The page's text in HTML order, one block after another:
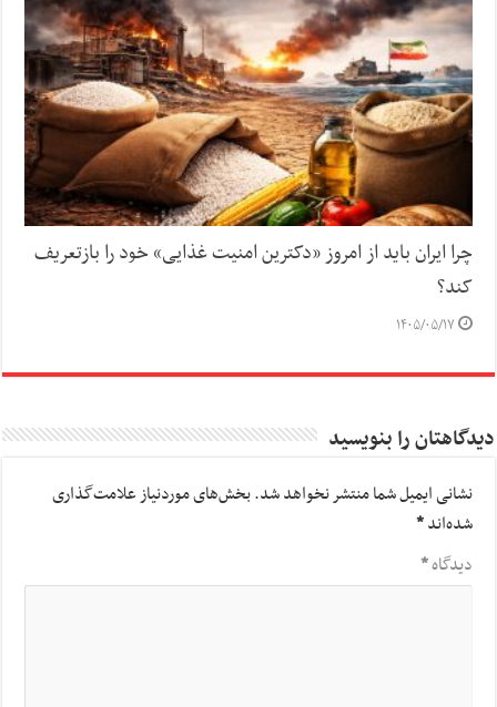
چرا ایران باید از امروز «دکترین امنیت غذایی» خود را بازتعریف
کند؟
۱۴۰۵/۰۵/۱۷
دیدگاهتان را بنویسید
نشانی ایمیل شما منتشر نخواهد شد.بخش‌های موردنیاز علامت‌گذاری
شده‌اند*
دیدگاه*